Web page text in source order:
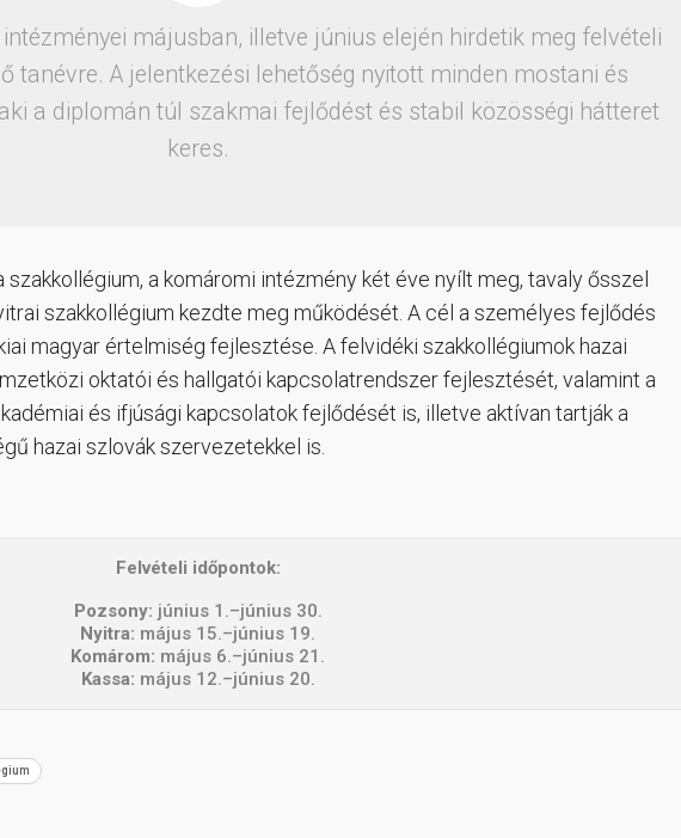
májusban, illetve június elején hirdetik meg felvételi
tanévre. A jelentkezési lehetőség nyitott minden mostani és
a diplomán túl szakmai fejlődést és stabil közösségi hátteret
keres.
szakkollégium, a komáromi intézmény két éve nyílt meg, tavaly ősszel
szakkollégium kezdte meg működését. A cél a személyes fejlődés
magyar értelmiség fejlesztése. A felvidéki szakkollégiumok hazai
oktatói és hallgatói kapcsolatrendszer fejlesztését, valamint a
és ifjúsági kapcsolatok fejlődését is, illetve aktívan tartják a
hazai szlovák szervezetekkel is.
Felvételi időpontok:
Pozsony: június 1.–június 30.
Nyitra: május 15.–június 19.
Komárom: május 6.–június 21.
Kassa: május 12.–június 20.